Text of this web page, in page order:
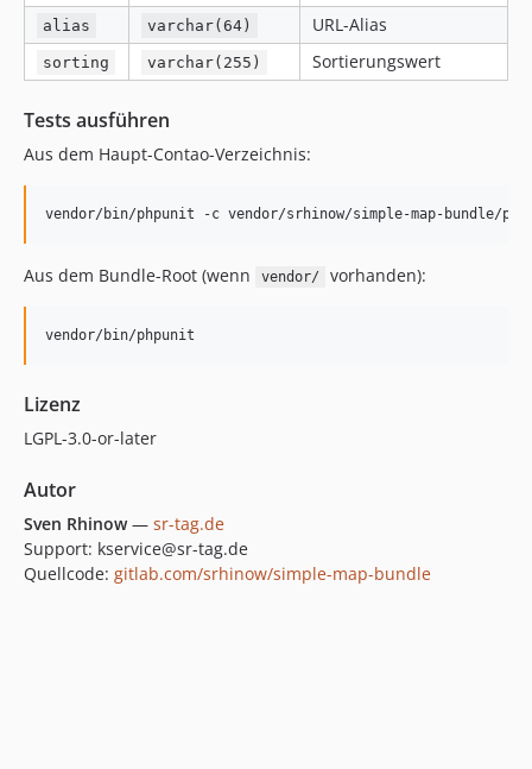
alias varchar(64) URL-Alias
sorting varchar(255) Sortierungswert
Tests ausführen
Aus dem Haupt-Contao-Verzeichnis:
Aus dem Bundle-Root (wenn vendor/ vorhanden):
Lizenz
LGPL-3.0-or-later
Autor
Sven Rhinow— sr-tag.de
Support: kservice@sr-tag.de
Quellcode: gitlab.com/srhinow/simple-map-bundle